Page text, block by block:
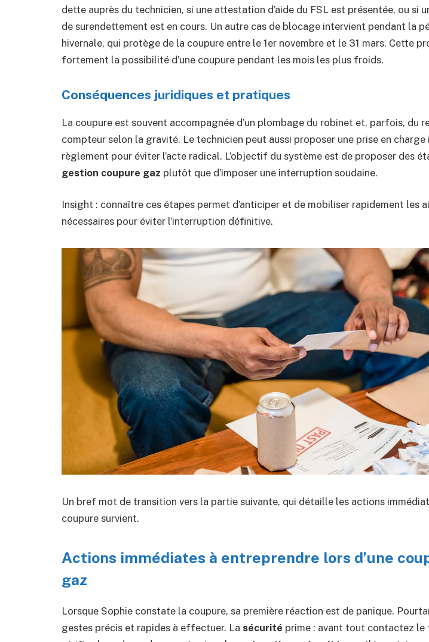
dette auprès du technicien, si une attestation d’aide du FSL est présentée, ou si
de surendettement est en cours. Un autre cas de blocage intervient pendant la
hivernale, qui protège de la coupure entre le 1er novembre et le 31 mars. Cette
fortement la possibilité d’une coupure pendant les mois les plus froids.
Conséquences juridiques et pratiques
La coupure est souvent accompagnée d’un plombage du robinet et, parfois, du
compteur selon la gravité. Le technicien peut aussi proposer une prise en charge
règlement pour éviter l’acte radical. L’objectif du système est de proposer des
gestion coupure gaz plutôt que d’imposer une interruption soudaine.
Insight : connaître ces étapes permet d’anticiper et de mobiliser rapidement les
nécessaires pour éviter l’interruption définitive.
Un bref mot de transition vers la partie suivante, qui détaille les actions
coupure survient.
Actions immédiates à entreprendre lors d’une
gaz
Lorsque Sophie constate la coupure, sa première réaction est de panique.
gestes précis et rapides à effectuer. La sécurité prime : avant tout contactez le